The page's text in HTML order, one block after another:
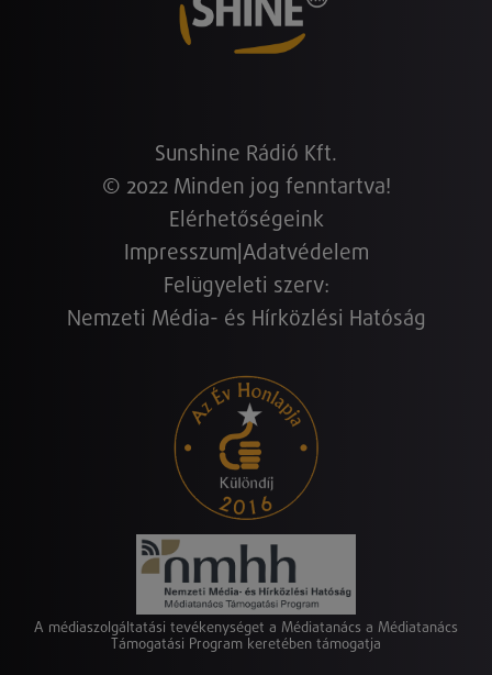
Sunshine Rádió Kft.
© 2022 Minden jog fenntartva!
Elérhetőségeink
Impresszum Adatvédelem
Felügyeleti szerv:
Nemzeti Média- és Hírközlési Hatóság
A médiaszolgáltatási tevékenységet a Médiatanács a Médiatanács
Támogatási Program keretében támogatja